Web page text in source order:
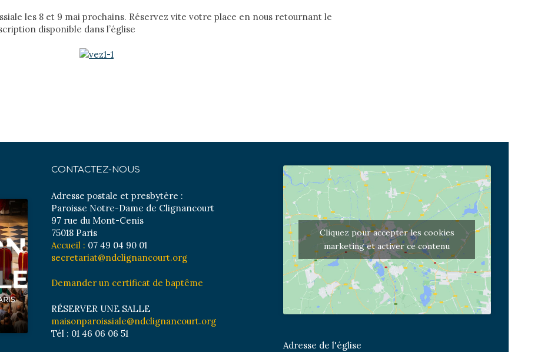
les 8 et 9 mai prochains. Réservez vite votre place en nous retournant le
disponible dans l’église
CONTACTEZ-NOUS
Adresse postale et presbytère :
Paroisse Notre-Dame de Clignancourt
97 rue du Mont-Cenis
75018 Paris
Accueil : 07 49 04 90 01
secretariat@ndclignancourt.org
Demander un certificat de baptême
RÉSERVER UNE SALLE
maisonparoissiale@ndclignancourt.org
Tél : 01 46 06 06 51
Cliquez pour accepter les cookies
marketing et activer ce contenu
Adresse de l'église